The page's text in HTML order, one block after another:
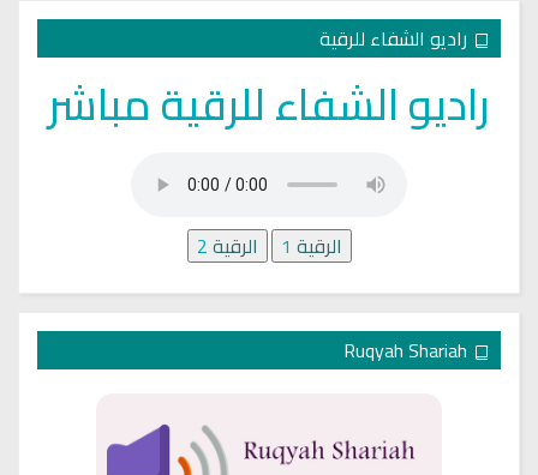
راديو الشفاء للرقية
راديو الشفاء للرقية مباشر
الرقية 1 الرقية2